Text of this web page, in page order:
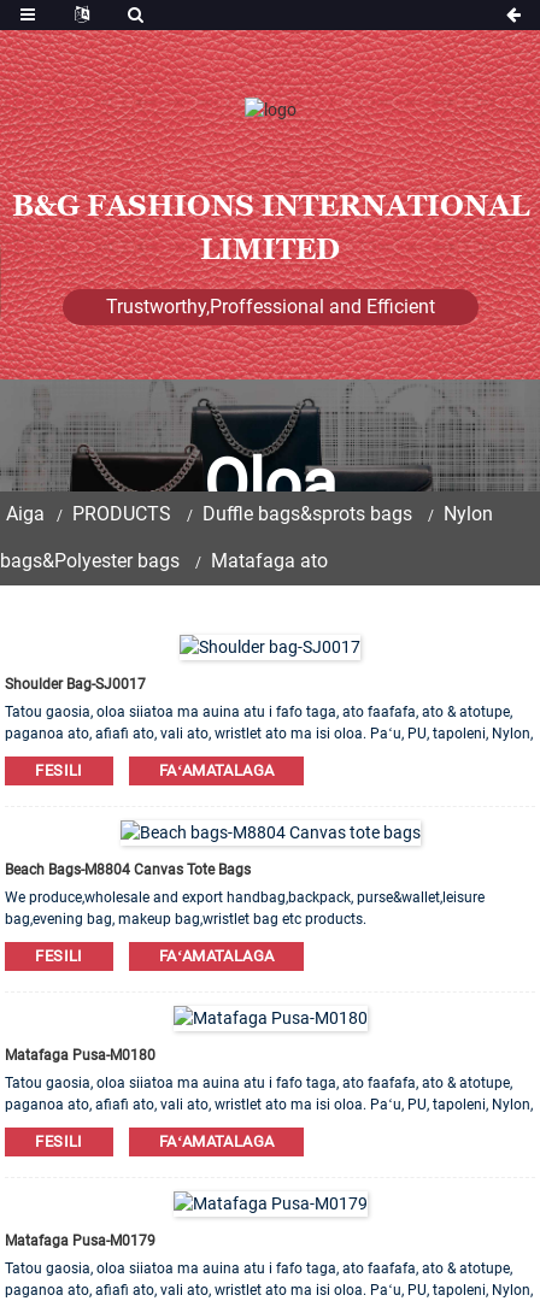
B&G FASHIONS INTERNATIONAL
LIMITED
Trustworthy,Proffessional and Efficient
Oloa
Aiga PRODUCTS Duffle bags&sprots bags Nylon
bags&Polyester bags Matafaga ato
Shoulder Bag-SJ0017
Tatou gaosia, oloa siiatoa ma auina atu i fafo taga, ato faafafa, ato & atotupe,
paganoa ato, afiafi ato, vali ato, wristlet ato ma isi oloa. Paʻu, PU, ​​tapoleni, Nylon,
Cotton mea e maua. OEM & ODM poloaiga e talia!
FESILI FAʻAMATALAGA
Beach Bags-M8804 Canvas Tote Bags
We produce,wholesale and export handbag,backpack, purse&wallet,leisure
bag,evening bag, makeup bag,wristlet bag etc products.
Leather,PU,Canvas,Nylon,Cotton materials are available. OEM&ODM order is
welcome! Factory with 20 years experience High quality Competitive price All
FESILI FAʻAMATALAGA
Matafaga Pusa-M0180
Tatou gaosia, oloa siiatoa ma auina atu i fafo taga, ato faafafa, ato & atotupe,
paganoa ato, afiafi ato, vali ato, wristlet ato ma isi oloa. Paʻu, PU, ​​tapoleni, Nylon,
Cotton mea e maua. OEM & ODM poloaiga e talia!
FESILI FAʻAMATALAGA
Matafaga Pusa-M0179
Tatou gaosia, oloa siiatoa ma auina atu i fafo taga, ato faafafa, ato & atotupe,
paganoa ato, afiafi ato, vali ato, wristlet ato ma isi oloa. Paʻu, PU, ​​tapoleni, Nylon,